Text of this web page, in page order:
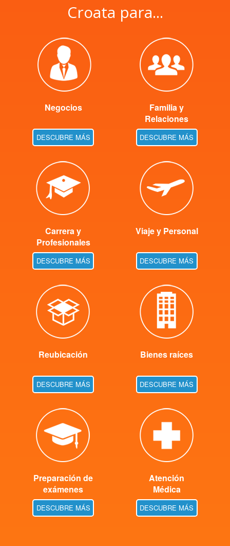
Croata para...
Negocios
DESCUBRE MÁS
Familia y
Relaciones
DESCUBRE MÁS
Carrera y
Profesionales
DESCUBRE MÁS
Viaje y Personal
DESCUBRE MÁS
Reubicación
DESCUBRE MÁS
Bienes raíces
DESCUBRE MÁS
Preparación de
exámenes
DESCUBRE MÁS
Atención
Médica
DESCUBRE MÁS